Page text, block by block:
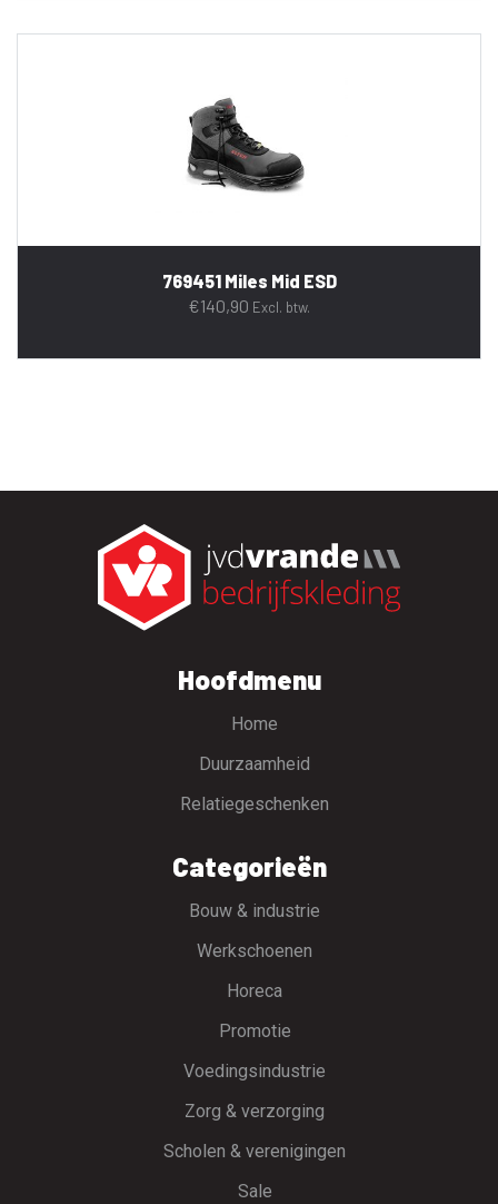
769451 Miles Mid ESD
€140,90 Excl. btw.
Hoofdmenu
Home
Duurzaamheid
Relatiegeschenken
Categorieën
Bouw & industrie
Werkschoenen
Horeca
Promotie
Voedingsindustrie
Zorg & verzorging
Scholen & verenigingen
Sale